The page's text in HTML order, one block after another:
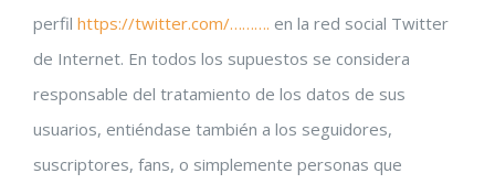
perfil https://twitter.com/………. en la red social Twitter
de Internet. En todos los supuestos se considera
responsable del tratamiento de los datos de sus
usuarios, entiéndase también a los seguidores,
suscriptores, fans, o simplemente personas que